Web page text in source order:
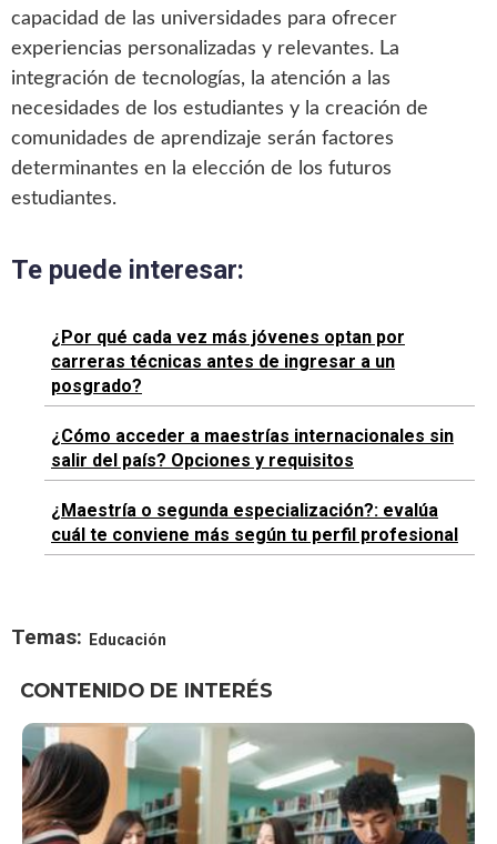
capacidad de las universidades para ofrecer
experiencias personalizadas y relevantes. La
integración de tecnologías, la atención a las
necesidades de los estudiantes y la creación de
comunidades de aprendizaje serán factores
determinantes en la elección de los futuros
estudiantes.
Te puede interesar:
¿Por qué cada vez más jóvenes optan por
carreras técnicas antes de ingresar a un
posgrado?
¿Cómo acceder a maestrías internacionales sin
salir del país? Opciones y requisitos
¿Maestría o segunda especialización?: evalúa
cuál te conviene más según tu perfil profesional
Temas: Educación
CONTENIDO DE INTERÉS